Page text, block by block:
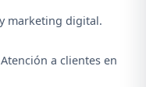
marketing digital.
a clientes en